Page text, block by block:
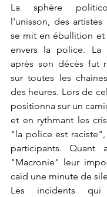
La sphère
l'unisson, des artistes
se mit en ébullition et
envers la police. La
après son décès fut
sur toutes les
des heures. Lors de
positionna sur un
et en rythmant les
"la police est raciste",
participants. Quant
"Macronie" leur
caïd une minute de
Les incidents qui